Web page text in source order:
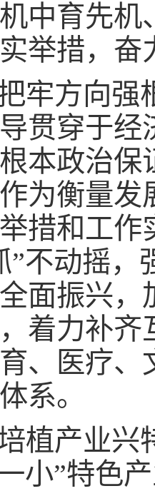
中育先
举措，奋
把牢方向
贯穿于
本政治保
为衡量发
措和工作
”不动摇
面振兴
着力补齐
、医疗、
系。
培植产业
小”特色